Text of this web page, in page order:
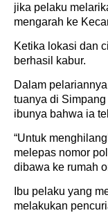
jika pelaku
mengarah ke
Ketika lokasi dan
berhasil kabur.
Dalam
tuanya di
ibunya bahwa ia
“Untuk
melepas nomor
dibawa ke rumah
Ibu pelaku yang
melakukan